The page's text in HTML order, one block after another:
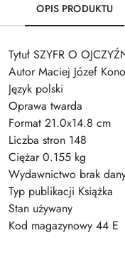
OPIS PRODUKTU
Tytuł SZYFR O
Autor Maciej Józef
Język polski
Oprawa twarda
Format 21.0x14.8 cm
Liczba stron 148
Ciężar 0.155 kg
Wydawnictwo brak
Typ publikacji Książka
Stan używany
Kod magazynowy 44 E